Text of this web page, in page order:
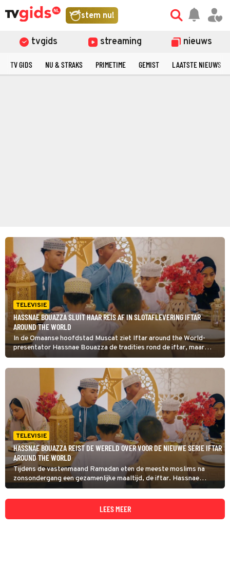
stem nu!
tvgids streaming nieuws
TV GIDS NU & STRAKS PRIMETIME GEMIST LAATSTE NIEUWS
TELEVISIE
HASSNAE BOUAZZA SLUIT HAAR REIS AF IN SLOTAFLEVERING IFTAR
AROUND THE WORLD
In de Omaanse hoofdstad Muscat ziet Iftar around the World-
presentator Hassnae Bouazza de tradities rond de iftar, maar
ontmoet ze ook vrouwen die breken met de normen. Nusaiba al
Maskari is financial controller en zoekt haar vrijheid in het
paaldansen.
TELEVISIE
HASSNAE BOUAZZA REIST DE WERELD OVER VOOR DE NIEUWE SERIE IFTAR
AROUND THE WORLD
Tijdens de vastenmaand Ramadan eten de meeste moslims na
zonsondergang een gezamenlijke maaltijd, de iftar. Hassnae
Bouazza verkent in Iftar around the World de gebruiken en
gerechten van de iftar in verschillende streken. Ze begint in
LEES MEER